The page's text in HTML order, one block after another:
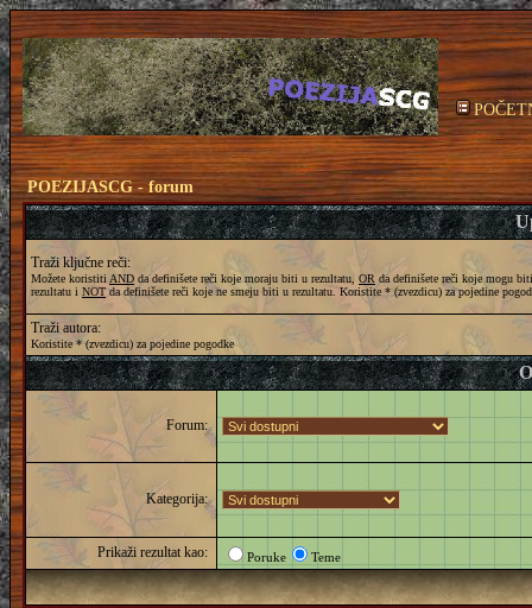
POEZIJASCG - forum
Traži ključne reči:
Možete koristiti AND da definišete reči koje moraju biti u rezultatu, OR da definišete reči koje mogu
rezultatu i NOTda definišete reči koje ne smeju biti u rezultatu. Koristite * (zvezdicu) za pojedine
Traži autora:
Koristite * (zvezdicu) za pojedine pogodke
Forum:
Kategorija:
Prikaži rezultat kao: Poruke Teme